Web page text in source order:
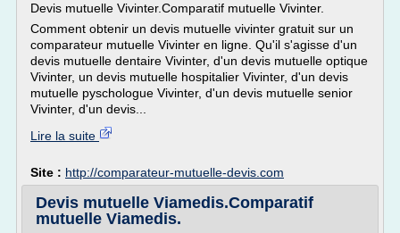
Devis mutuelle Vivinter.Comparatif mutuelle Vivinter.
Comment obtenir un devis mutuelle vivinter gratuit sur un
comparateur mutuelle Vivinter en ligne. Qu'il s'agisse d'un
devis mutuelle dentaire Vivinter, d'un devis mutuelle optique
Vivinter, un devis mutuelle hospitalier Vivinter, d'un devis
mutuelle pyschologue Vivinter, d'un devis mutuelle senior
Vivinter, d'un devis...
Lire la suite
Site : http://comparateur-mutuelle-devis.com
Devis mutuelle Viamedis.Comparatif
mutuelle Viamedis.